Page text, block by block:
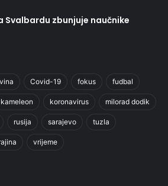
Svalbardu zbunjuje naučnike
Covid-19 fokus fudbal
kameleon koronavirus milorad dodik
rusija sarajevo tuzla
vrijeme